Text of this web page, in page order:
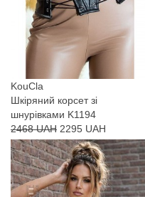
KouCla
Шкіряний корсет зі
шнурівками K1194
2468 UAH 2295 UAH